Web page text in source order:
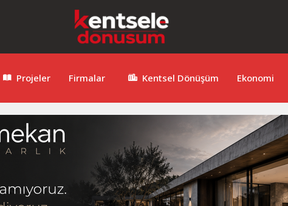
Projeler Firmalar Kentsel Dönüşüm Ekonomi